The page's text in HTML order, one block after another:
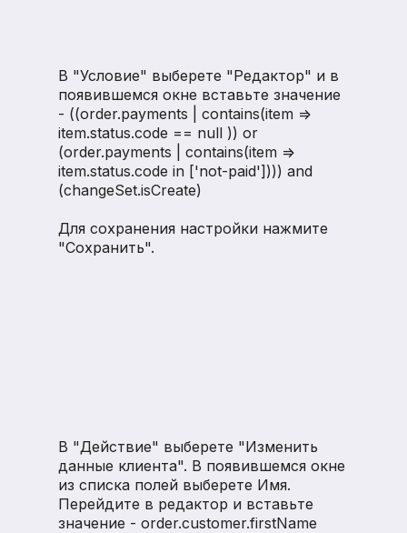
В "Действие" выберете "Изменить
данные клиента". В появившемся окне
из списка полей выберете Имя.
Перейдите в редактор и вставьте
значение - order.customer.firstName
В "Условие" выберете "Редактор" и в
появившемся окне вставьте значение
- ((order.payments | contains(item =>
item.status.code == null )) or
(order.payments | contains(item =>
item.status.code in ['not-paid']))) and
(changeSet.isCreate)
Для сохранения настройки нажмите
"Сохранить".